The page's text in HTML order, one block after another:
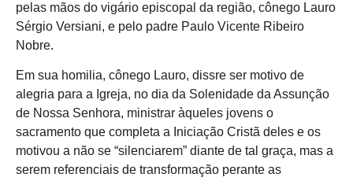
pelas mãos do vigário episcopal da região, cônego Lauro
Sérgio Versiani, e pelo padre Paulo Vicente Ribeiro
Nobre.
Em sua homilia, cônego Lauro, dissre ser motivo de
alegria para a Igreja, no dia da Solenidade da Assunção
de Nossa Senhora, ministrar àqueles jovens o
sacramento que completa a Iniciação Cristã deles e os
motivou a não se “silenciarem” diante de tal graça, mas a
serem referenciais de transformação perante as